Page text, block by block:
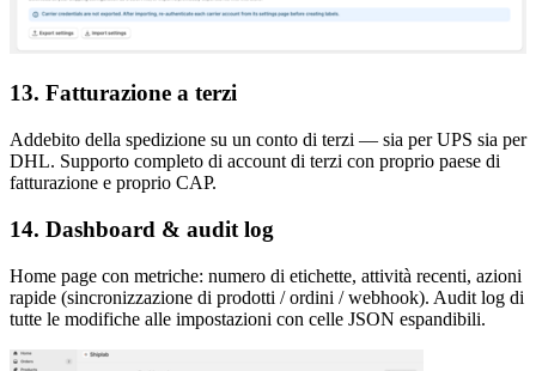
13. Fatturazione a terzi
Addebito della spedizione su un conto di terzi — sia per UPS sia per
DHL. Supporto completo di account di terzi con proprio paese di
fatturazione e proprio CAP.
14. Dashboard & audit log
Home page con metriche: numero di etichette, attività recenti, azioni
rapide (sincronizzazione di prodotti / ordini / webhook). Audit log di
tutte le modifiche alle impostazioni con celle JSON espandibili.